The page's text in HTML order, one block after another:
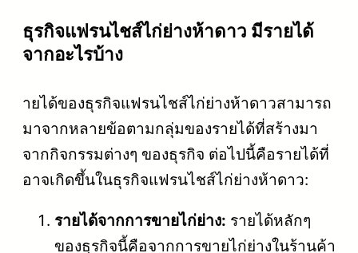
ธุรกิจแฟรนไชส์ไก่ย่างห้าดาว มีรายได้
จากอะไรบ้าง
ายได้ของธุรกิจแฟรนไชส์ไก่ย่างห้าดาวสามารถ
มาจากหลายข้อตามกลุ่มของรายได้ที่สร้างมา
จากกิจกรรมต่างๆ ของธุรกิจ ต่อไปนี้คือรายได้ที่
อาจเกิดขึ้นในธุรกิจแฟรนไชส์ไก่ย่างห้าดาว:
รายได้จากการขายไก่ย่าง: รายได้หลักๆ
ของธุรกิจนี้คือจากการขายไก่ย่างในร้านค้า